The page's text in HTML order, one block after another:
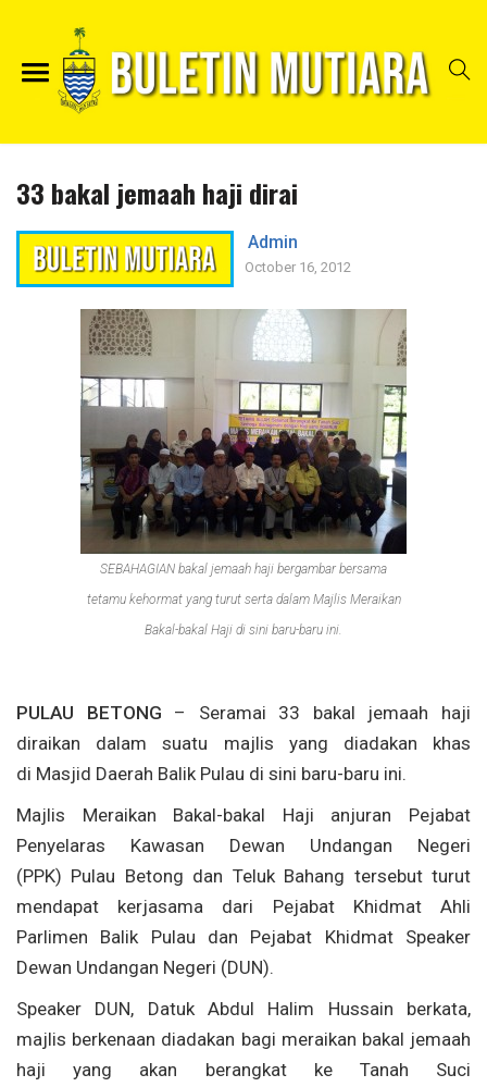
33 bakal jemaah haji dirai
Admin
October 16, 2012
SEBAHAGIAN bakal jemaah haji bergambar bersama
tetamu kehormat yang turut serta dalam Majlis Meraikan
Bakal-bakal Haji di sini baru-baru ini.
PULAU BETONG – Seramai 33 bakal jemaah haji
diraikan dalam suatu majlis yang diadakan khas
di Masjid Daerah Balik Pulau di sini baru-baru ini.
Majlis Meraikan Bakal-bakal Haji anjuran Pejabat
Penyelaras Kawasan Dewan Undangan Negeri
(PPK) Pulau Betong dan Teluk Bahang tersebut turut
mendapat kerjasama dari Pejabat Khidmat Ahli
Parlimen Balik Pulau dan Pejabat Khidmat Speaker
Dewan Undangan Negeri (DUN).
Speaker DUN, Datuk Abdul Halim Hussain berkata,
majlis berkenaan diadakan bagi meraikan bakal jemaah
haji yang akan berangkat ke Tanah Suci